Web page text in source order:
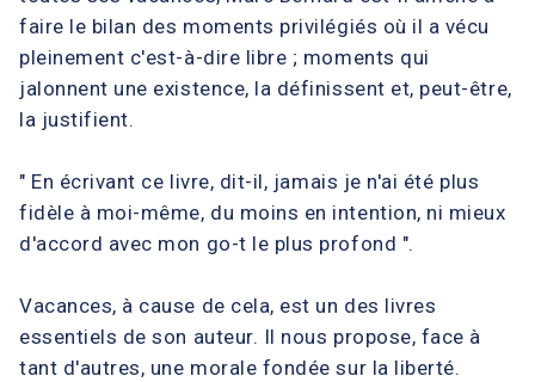
faire le bilan des moments privilégiés où il a vécu
pleinement c'est-à-dire libre ; moments qui
jalonnent une existence, la définissent et, peut-être,
la justifient.
" En écrivant ce livre, dit-il, jamais je n'ai été plus
fidèle à moi-même, du moins en intention, ni mieux
d'accord avec mon go-t le plus profond ".
Vacances, à cause de cela, est un des livres
essentiels de son auteur. Il nous propose, face à
tant d'autres, une morale fondée sur la liberté.